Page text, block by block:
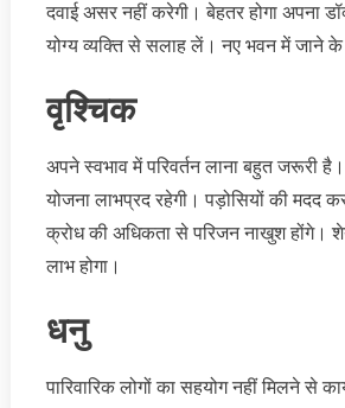
दवाई असर नहीं करेगी। बेहतर होगा अपना
योग्य व्यक्ति से सलाह लें। नए भवन में जाने के
वृश्चिक
अपने स्वभाव में परिवर्तन लाना बहुत जरूरी
योजना लाभप्रद रहेगी। पड़ोसियों की मदद
क्रोध की अधिकता से परिजन नाखुश होंगे।
लाभ होगा।
धनु
पारिवारिक लोगों का सहयोग नहीं मिलने से